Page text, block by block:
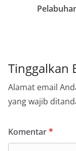
Tinggalkan
Alamat email
yang wajib
Komentar*